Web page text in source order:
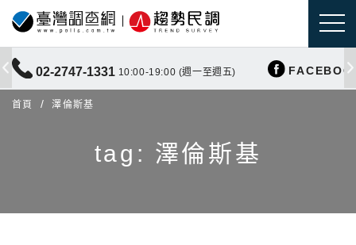
02-2747-1331 10:00-19:00 (週一至週五)
首頁 澤倫斯基
tag: 澤倫斯基